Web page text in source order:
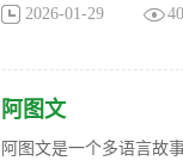
2026-01-29 40
阿图文
阿图文是一个多语言故